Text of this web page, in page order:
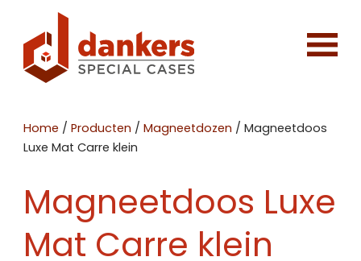
Home /Producten /Magneetdozen /Magneetdoos
Luxe Mat Carre klein
Magneetdoos Luxe
Mat Carre klein